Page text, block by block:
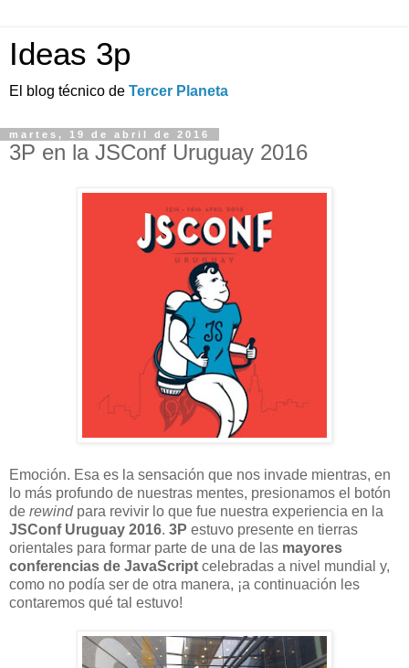
Ideas 3p
El blog técnico de Tercer Planeta
martes, 19 de abril de 2016
3P en la JSConf Uruguay 2016
Emoción. Esa es la sensación que nos invade mientras, en
lo más profundo de nuestras mentes, presionamos el botón
de rewindpara revivir lo que fue nuestra experiencia en la
JSConf Uruguay 2016. 3P estuvo presente en tierras
orientales para formar parte de una de las mayores
conferencias de JavaScript celebradas a nivel mundial y,
como no podía ser de otra manera, ¡a continuación les
contaremos qué tal estuvo!